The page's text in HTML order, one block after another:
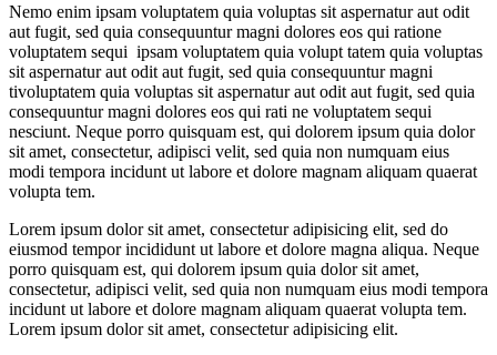
Nemo enim ipsam voluptatem quia voluptas sit aspernatur aut odit
aut fugit, sed quia consequuntur magni dolores eos qui ratione
voluptatem sequi ipsam voluptatem quia volupt tatem quia voluptas
sit aspernatur aut odit aut fugit, sed quia consequuntur magni
tivoluptatem quia voluptas sit aspernatur aut odit aut fugit, sed quia
consequuntur magni dolores eos qui rati ne voluptatem sequi
nesciunt. Neque porro quisquam est, qui dolorem ipsum quia dolor
sit amet, consectetur, adipisci velit, sed quia non numquam eius
modi tempora incidunt ut labore et dolore magnam aliquam quaerat
volupta tem.
Lorem ipsum dolor sit amet, consectetur adipisicing elit, sed do
eiusmod tempor incididunt ut labore et dolore magna aliqua. Neque
porro quisquam est, qui dolorem ipsum quia dolor sit amet,
consectetur, adipisci velit, sed quia non numquam eius modi tempora
incidunt ut labore et dolore magnam aliquam quaerat volupta tem.
Lorem ipsum dolor sit amet, consectetur adipisicing elit.